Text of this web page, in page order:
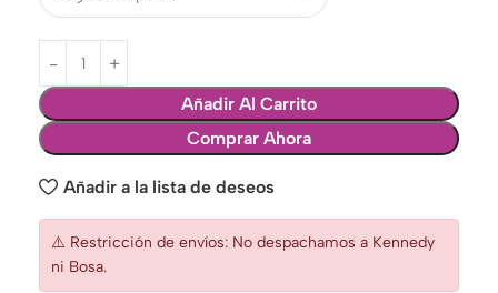
Añadir Al Carrito
Comprar Ahora
Añadir a la lista de deseos
⚠️ Restricción de envíos: No despachamos a Kennedy
ni Bosa.